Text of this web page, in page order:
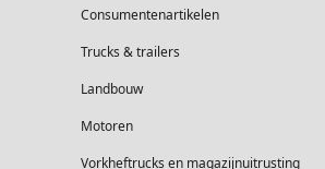
Consumentenartikelen
Trucks & trailers
Landbouw
Motoren
Vorkheftrucks en magazijnuitrusting